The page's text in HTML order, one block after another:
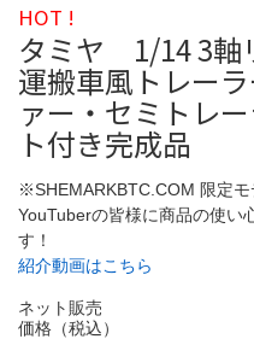
HOT !
タミヤ 1/14 3軸
運搬車風トレー
ァー・セミトレ
ト付き完成品
※SHEMARKBTC.COM 限定モ
YouTuberの皆様に商品の使い
す！
紹介動画はこちら
ネット販売
価格（税込）